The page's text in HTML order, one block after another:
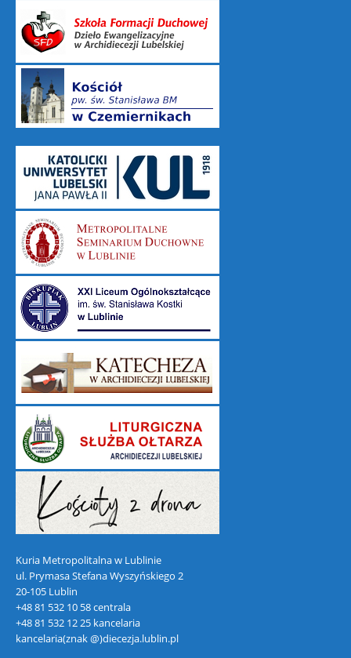
Kuria Metropolitalna w Lublinie
ul. Prymasa Stefana Wyszyńskiego 2
20-105 Lublin
+48 81 532 10 58 centrala
+48 81 532 12 25 kancelaria
kancelaria(znak @)diecezja.lublin.pl